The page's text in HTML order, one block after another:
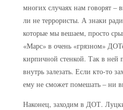
многих случаях нам говорят –
ли не террористы. А знаки
которые мы вешаем, просто
«Марс» в очень «грязном»
кирпичной стенкой. Так в ней
внутрь залезать. Если кто-то
ему не сможет помешать – ни
Наконец, заходим в ДОТ.